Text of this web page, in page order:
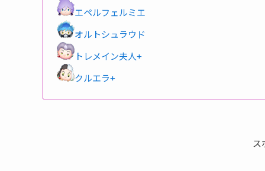
エペルフェルミエ
オルトシュラウド
トレメイン夫人+
クルエラ+
ス